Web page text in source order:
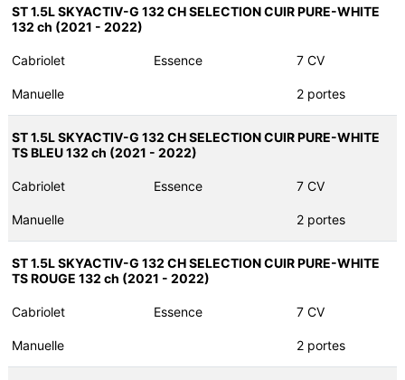
ST 1.5L SKYACTIV-G 132 CH SELECTION CUIR PURE-WHITE
132 ch (2021 - 2022)
Cabriolet Essence 7 CV
Manuelle 2 portes
ST 1.5L SKYACTIV-G 132 CH SELECTION CUIR PURE-WHITE
TS BLEU 132 ch (2021 - 2022)
Cabriolet Essence 7 CV
Manuelle 2 portes
ST 1.5L SKYACTIV-G 132 CH SELECTION CUIR PURE-WHITE
TS ROUGE 132 ch (2021 - 2022)
Cabriolet Essence 7 CV
Manuelle 2 portes